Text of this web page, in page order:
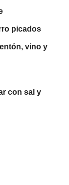
picados
vino y
con sal y